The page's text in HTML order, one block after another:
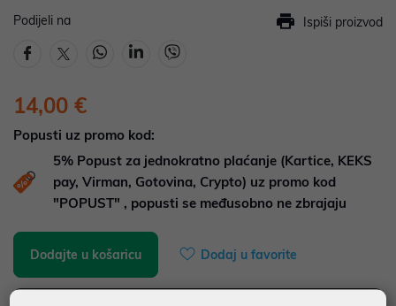
Podijeli na Ispiši proizvod
14,00 €
Popusti uz promo kod:
5% Popust za jednokratno plaćanje (Kartice, KEKS
pay, Virman, Gotovina, Crypto) uz promo kod
"POPUST" , popusti se međusobno ne zbrajaju
Dodajte u košaricu Dodaj u favorite